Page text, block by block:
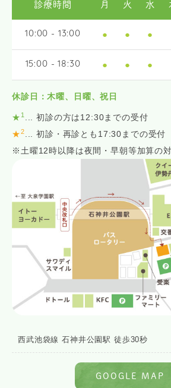
診療時間 月 火 水
10:00 - 13:00 ● ● ●
15:00 - 18:30 ● ● ●
休診日：木曜、日曜、祝日
★ 1
... 初診の方は12:30までの受付
★2
... 初診・再診とも17:30までの受付
※土曜12時以降は夜間・早朝等加算の対
西武池袋線 石神井公園駅 徒歩30秒
GOOGLE MAP